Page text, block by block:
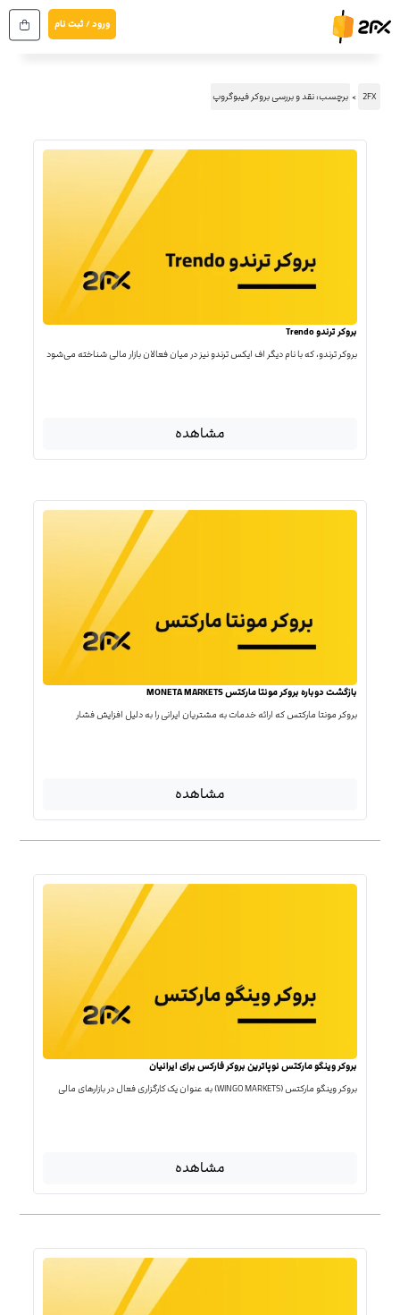
به
ورود / ثبت نام
2FX برچسب: نقد و بررسی بروکر فیبوگروپ
بروکر ترندو Trendo
بروکر ترندو، که با نام دیگر اف ایکس ترندو نیز در میان فعالان بازار مالی شناخته می‌شود
مشاهده
بازگشت دوباره بروکر مونتا مارکتس MONETA MARKETS
بروکر مونتا مارکتس که ارائه خدمات به مشتریان ایرانی را به دلیل افزایش فشار
مشاهده
بروکر وینگو مارکتس نوپاترین بروکر فارکس برای ایرانیان
بروکر وینگو مارکتس (WINGO MARKETS) به عنوان یک کارگزاری فعال در بازارهای مالی
مشاهده